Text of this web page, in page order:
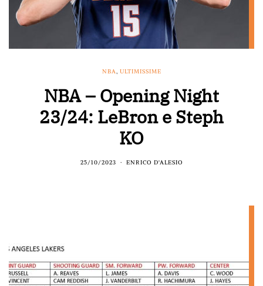
NBA, ULTIMISSIME
NBA – Opening Night
23/24: LeBron e Steph
KO
25/10/2023 ENRICO D'ALESIO